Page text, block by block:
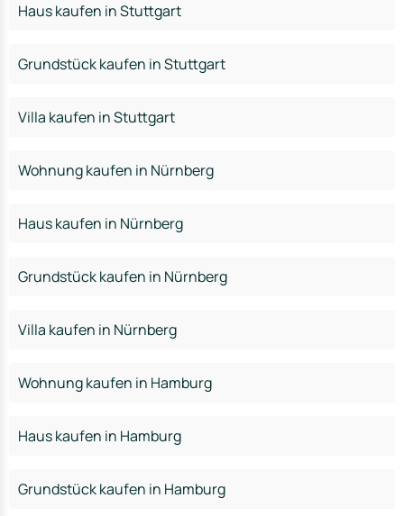
Haus kaufen in Stuttgart
Grundstück kaufen in Stuttgart
Villa kaufen in Stuttgart
Wohnung kaufen in Nürnberg
Haus kaufen in Nürnberg
Grundstück kaufen in Nürnberg
Villa kaufen in Nürnberg
Wohnung kaufen in Hamburg
Haus kaufen in Hamburg
Grundstück kaufen in Hamburg